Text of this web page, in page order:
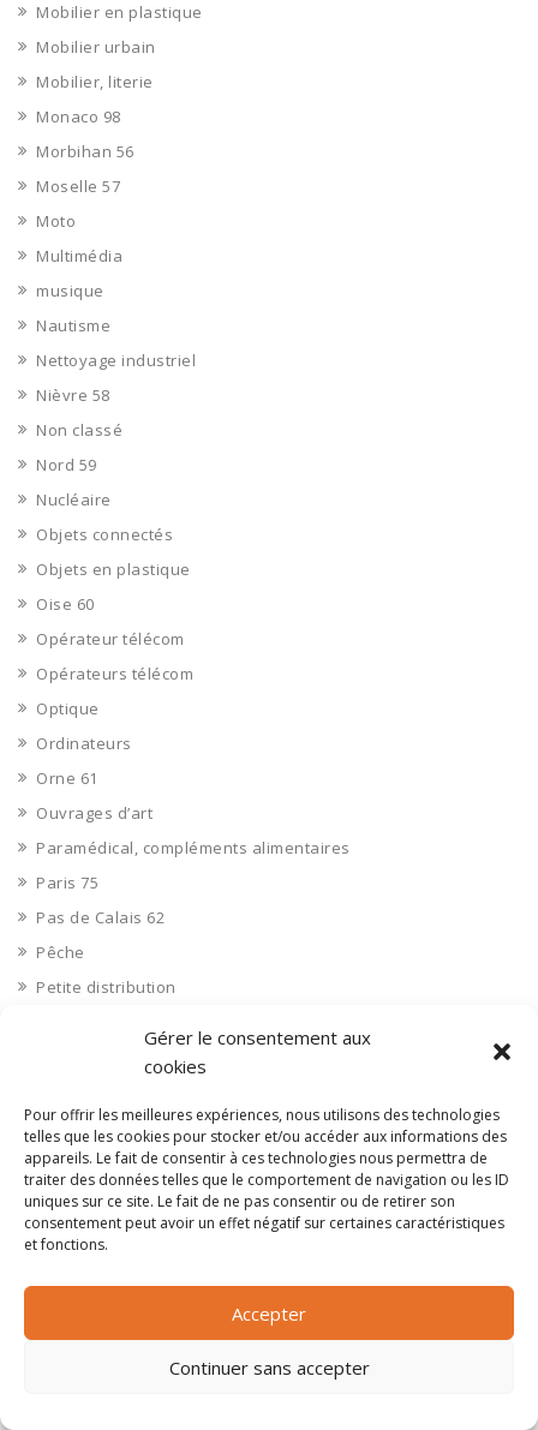
Gérer le consentement aux
cookies
Pour offrir les meilleures expériences, nous utilisons des technologies
telles que les cookies pour stocker et/ou accéder aux informations des
appareils. Le fait de consentir à ces technologies nous permettra de
traiter des données telles que le comportement de navigation ou les ID
uniques sur ce site. Le fait de ne pas consentir ou de retirer son
consentement peut avoir un effet négatif sur certaines caractéristiques
et fonctions.
Accepter
Continuer sans accepter
Mobilier en plastique
Mobilier urbain
Mobilier, literie
Monaco 98
Morbihan 56
Moselle 57
Moto
Multimédia
musique
Nautisme
Nettoyage industriel
Nièvre 58
Non classé
Nord 59
Nucléaire
Objets connectés
Objets en plastique
Oise 60
Opérateur télécom
Opérateurs télécom
Optique
Ordinateurs
Orne 61
Ouvrages d’art
Paramédical, compléments alimentaires
Paris 75
Pas de Calais 62
Pêche
Petite distribution
Pharmaceutique, médicaments
Photos
Piscine
Polynésie Française 987
Ponts
Professionnels de la santé
Professionnels de santé